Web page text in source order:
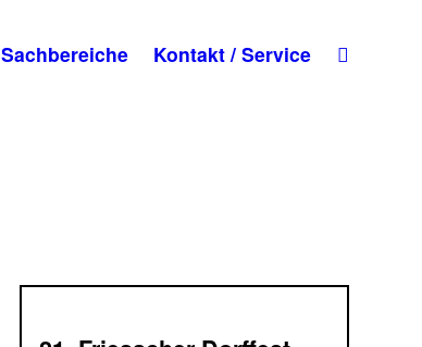
Sachbereiche Kontakt / Service